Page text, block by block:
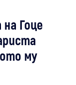
Гоце
му